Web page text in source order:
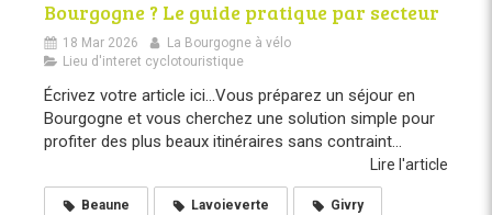
Bourgogne ? Le guide pratique par secteur
18 Mar 2026
La Bourgogne à vélo
Lieu d'interet cyclotouristique
Écrivez votre article ici...Vous préparez un séjour en
Bourgogne et vous cherchez une solution simple pour
profiter des plus beaux itinéraires sans contraint...
Lire l'article
Beaune Lavoieverte Givry